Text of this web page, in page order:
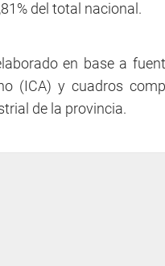
del total nacional.
en base a
(ICA) y cuadros
de la provincia.